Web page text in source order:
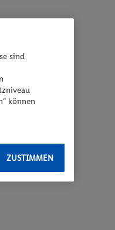
sind
können
ZUSTIMMEN